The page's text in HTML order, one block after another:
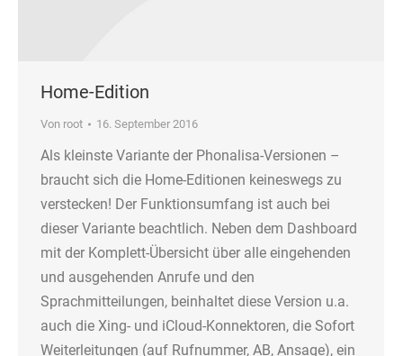
Home-Edition
Von root 16. September 2016
Als kleinste Variante der Phonalisa-Versionen –
braucht sich die Home-Editionen keineswegs zu
verstecken! Der Funktionsumfang ist auch bei
dieser Variante beachtlich. Neben dem Dashboard
mit der Komplett-Übersicht über alle eingehenden
und ausgehenden Anrufe und den
Sprachmitteilungen, beinhaltet diese Version u.a.
auch die Xing- und iCloud-Konnektoren, die Sofort
Weiterleitungen (auf Rufnummer, AB, Ansage), ein